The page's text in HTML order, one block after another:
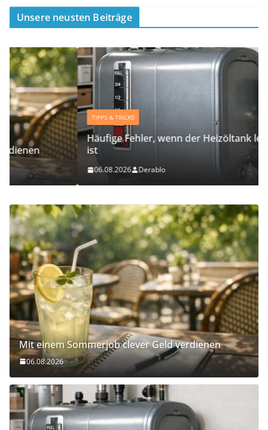
Unsere neusten Beiträge
TIPPS & TRICKS
Häufige Fehler, wenn der Heizöltank leer gelaufen
ist
06.08.2026 Derablo
Mit einem Sommerjob clever Geld verdienen
06.08.2026